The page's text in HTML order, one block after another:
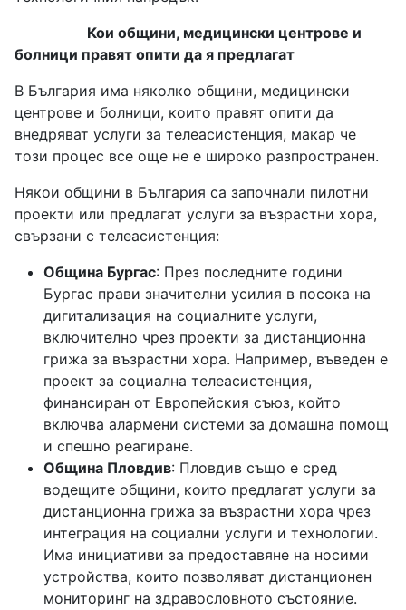
Кои общини, медицински центрове и
болници правят опити да я предлагат
В България има няколко общини, медицински
центрове и болници, които правят опити да
внедряват услуги за телеасистенция, макар че
този процес все още не е широко разпространен.
Някои общини в България са започнали пилотни
проекти или предлагат услуги за възрастни хора,
свързани с телеасистенция:
Община Бургас: През последните години
Бургас прави значителни усилия в посока на
дигитализация на социалните услуги,
включително чрез проекти за дистанционна
грижа за възрастни хора. Например, въведен е
проект за социална телеасистенция,
финансиран от Европейския съюз, който
включва алармени системи за домашна помощ
и спешно реагиране.
Община Пловдив: Пловдив също е сред
водещите общини, които предлагат услуги за
дистанционна грижа за възрастни хора чрез
интеграция на социални услуги и технологии.
Има инициативи за предоставяне на носими
устройства, които позволяват дистанционен
мониторинг на здравословното състояние.